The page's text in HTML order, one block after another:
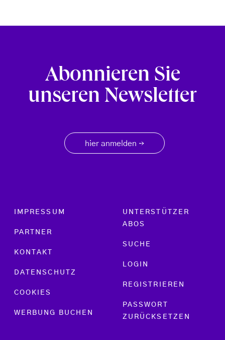
Abonnieren Sie
unseren Newsletter
hier anmelden →
Footer menu
IMPRESSUM
PARTNER
KONTAKT
DATENSCHUTZ
COOKIES
WERBUNG BUCHEN
UNTERSTÜTZER
ABOS
SUCHE
LOGIN
REGISTRIEREN
PASSWORT
ZURÜCKSETZEN